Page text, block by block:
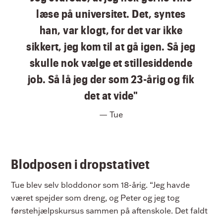
læse på universitet. Det, syntes
han, var klogt, for det var ikke
sikkert, jeg kom til at gå igen. Så jeg
skulle nok vælge et stillesiddende
job. Så lå jeg der som 23-årig og fik
det at vide"
— Tue
Blodposen i dropstativet
Tue blev selv bloddonor som 18-årig. “Jeg havde
været spejder som dreng, og Peter og jeg tog
førstehjælpskursus sammen på aftenskole. Det faldt